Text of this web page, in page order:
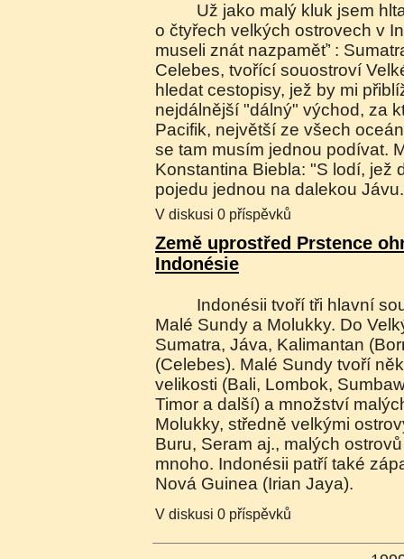
Už jako malý kluk jsem hltal učitelovo vyprávění
o čtyřech velkých ostrovech v
museli znát nazpaměť’ :
Celebes, tvořící souostroví
hledat cestopisy, jež by mi
nejdálnější "dálný" východ, za
Pacifik, největší ze všech
se tam musím jednou podívat.
Konstantina Biebla: "S lodí, jež
pojedu jednou na dalekou
V diskusi 0 příspěvků
Země uprostřed Prstence
Indonésie
Indonésii tvoří tři hlavní souostroví: Velké Sundy,
Malé Sundy a Molukky. Do
Sumatra, Jáva, Kalimantan
(Celebes). Malé Sundy tvoří
velikosti (Bali, Lombok,
Timor a další) a množství
Molukky, středně velkými
Buru, Seram aj., malých
mnoho. Indonésii patří také
Nová Guinea (Irian Jaya).
V diskusi 0 příspěvků